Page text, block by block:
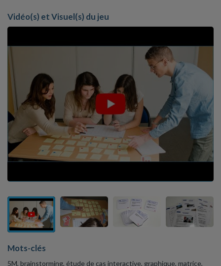
Vidéo(s) et Visuel(s) du jeu
Mots-clés
5M, brainstorming, étude de cas interactive, graphique, matrice,